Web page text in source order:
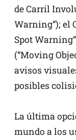
de Carril
Warning”); el
Spot
(“Moving
avisos
posibles
La última
mundo a los